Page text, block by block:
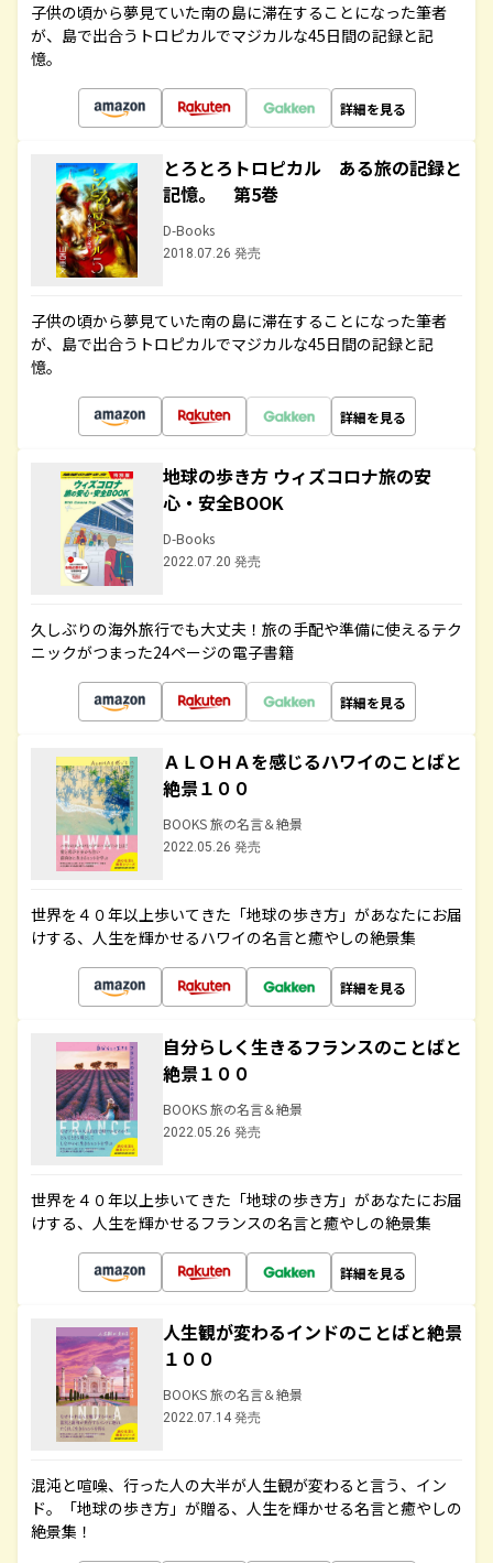
子供の頃から夢見ていた南の島に滞在することになった筆者
が、島で出合うトロピカルでマジカルな45日間の記録と記
憶。
詳細を見る
とろとろトロピカル ある旅の記録と
記憶。 第5巻
D-Books
2018.07.26 発売
子供の頃から夢見ていた南の島に滞在することになった筆者
が、島で出合うトロピカルでマジカルな45日間の記録と記
憶。
詳細を見る
地球の歩き方 ウィズコロナ旅の安
心・安全BOOK
D-Books
2022.07.20 発売
久しぶりの海外旅行でも大丈夫！旅の手配や準備に使えるテク
ニックがつまった24ページの電子書籍
詳細を見る
ＡＬＯＨＡを感じるハワイのことばと
絶景１００
BOOKS 旅の名言＆絶景
2022.05.26 発売
世界を４０年以上歩いてきた「地球の歩き方」があなたにお届
けする、人生を輝かせるハワイの名言と癒やしの絶景集
詳細を見る
自分らしく生きるフランスのことばと
絶景１００
BOOKS 旅の名言＆絶景
2022.05.26 発売
世界を４０年以上歩いてきた「地球の歩き方」があなたにお届
けする、人生を輝かせるフランスの名言と癒やしの絶景集
詳細を見る
人生観が変わるインドのことばと絶景
１００
BOOKS 旅の名言＆絶景
2022.07.14 発売
混沌と喧噪、行った人の大半が人生観が変わると言う、イン
ド。「地球の歩き方」が贈る、人生を輝かせる名言と癒やしの
絶景集！